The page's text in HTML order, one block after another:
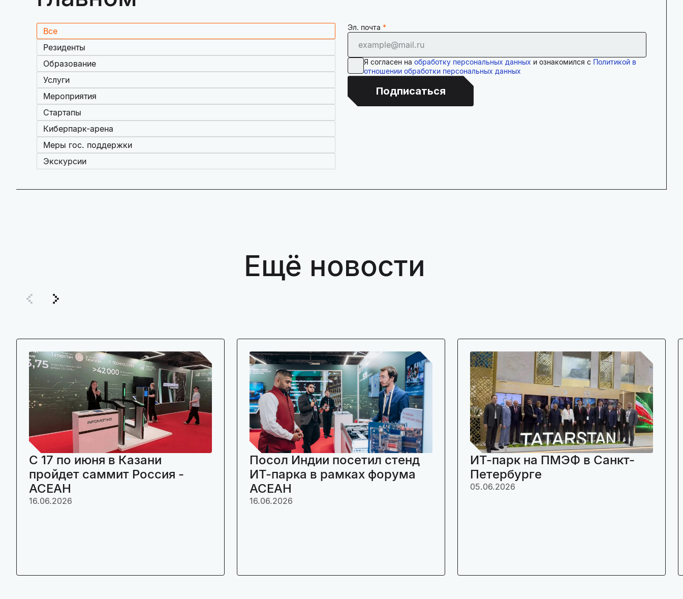
Все
Резиденты
Образование
Услуги
Мероприятия
Стартапы
Киберпарк-арена
Меры гос. поддержки
Экскурсии
Эл. почта
Я согласен на обработку персональных данных и ознакомился с Политикой в
отношении обработки персональных данных
Подписаться
Ещё новости
C 17 по июня в Казани
пройдет саммит Россия -
АСЕАН
16.06.2026
Посол Индии посетил стенд
ИТ-парка в рамках форума
АСЕАН
16.06.2026
ИТ-парк на ПМЭФ в Санкт-
Петербурге
05.06.2026